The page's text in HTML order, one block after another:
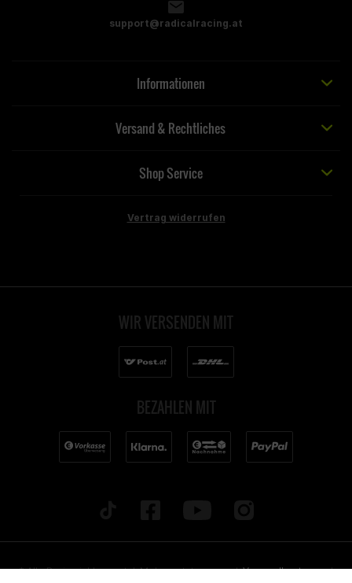
support@radicalracing.at
Informationen
Versand & Rechtliches
Shop Service
Vertrag widerrufen
WIR VERSENDEN MIT
BEZAHLEN MIT
* Alle Preise inkl. gesetzl. Mehrwertsteuer zzgl.Versandkostenund